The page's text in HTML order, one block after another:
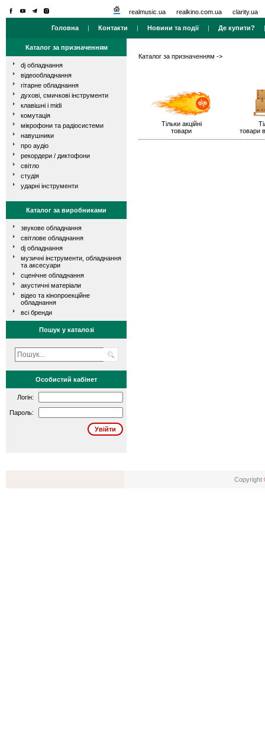
realmusic.ua realkino.com.ua clarity.ua
Головна | Контакти | Новини та події| Де купити?
Каталог за призначенням
dj обладнання
відеообладнання
гітарне обладнання
духові, смичкові інструменти
клавішні і midi
комутація
мікрофони та радіосистеми
навушники
про аудіо
рекордери / диктофони
світло
студія
ударні інструменти
Каталог за виробниками
звукове обладнання
світлове обладнання
dj обладнання
музичні інструменти, обладнання
та аксесуари
сценічне обладнання
акустичні матеріали
відео та кінопроекційне
обладнання
всі бренди
Пошук у каталозі
Особистий кабінет
Логін:
Пароль:
Каталог за призначенням ->
Тільки акційні
товари
товари
Copyright